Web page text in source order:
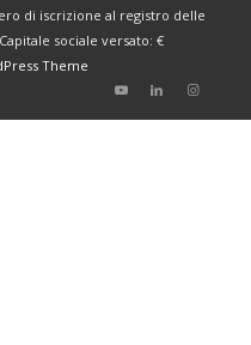
di iscrizione al registro delle
sociale versato: €
Theme